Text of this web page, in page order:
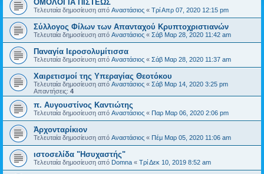
ΟΜΟΛΟΓΙΑ ΠΙΣΤΕΩΣ
Τελευταία δημοσίευση από Αναστάσιος « Τρί Απρ 07, 2020 12:15 pm
Σύλλογος Φίλων των Απανταχού Κρυπτοχριστιανών
Τελευταία δημοσίευση από Αναστάσιος « Σάβ Μαρ 28, 2020 11:42 am
Παναγία Ιεροσολυμίτισσα
Τελευταία δημοσίευση από Αναστάσιος « Σάβ Μαρ 28, 2020 11:37 am
Χαιρετισμοί της Υπεραγίας Θεοτόκου
Τελευταία δημοσίευση από Αναστάσιος « Σάβ Μαρ 14, 2020 3:25 pm
Απαντήσεις: 4
π. Αυγουστίνος Καντιώτης
Τελευταία δημοσίευση από Αναστάσιος « Παρ Μαρ 06, 2020 2:06 pm
Ἀρχονταρίκιον
Τελευταία δημοσίευση από Αναστάσιος « Πέμ Μαρ 05, 2020 11:06 am
ιστοσελίδα "Ησυχαστής"
Τελευταία δημοσίευση από Domna « Τρί Δεκ 10, 2019 8:52 am